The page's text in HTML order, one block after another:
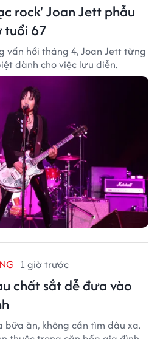
rock' Joan Jett phẫu
tuổi 67
vấn hồi tháng 4, Joan Jett từng
dành cho việc lưu diễn.
1 giờ trước
chất sắt dễ đưa vào
bữa ăn, không cần tìm đâu xa.